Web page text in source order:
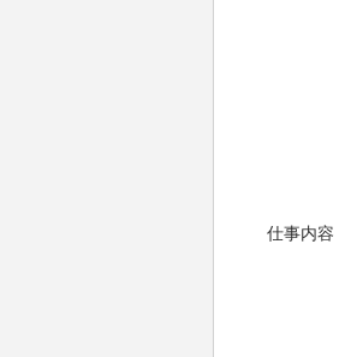
仕事内容